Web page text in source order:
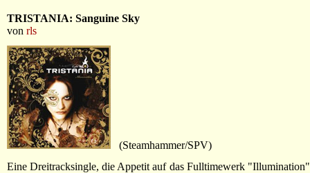
TRISTANIA: Sanguine Sky
von rls
(Steamhammer/SPV)
Eine Dreitracksingle, die Appetit auf das Fulltimewerk